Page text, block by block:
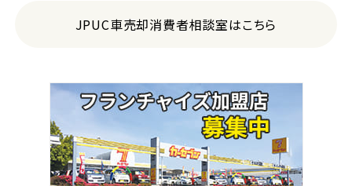
3位
ＳＵＶ・クロカン
1位
JPUC車売却消費者相談室はこちら